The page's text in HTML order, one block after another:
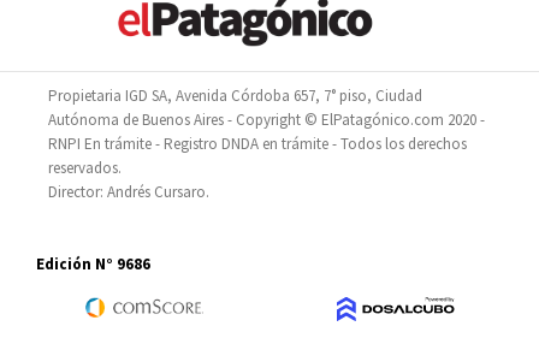
Propietaria IGD SA, Avenida Córdoba 657, 7° piso, Ciudad
Autónoma de Buenos Aires - Copyright © ElPatagónico.com 2020 -
RNPI En trámite - Registro DNDA en trámite - Todos los derechos
reservados.
Director: Andrés Cursaro.
Edición N° 9686